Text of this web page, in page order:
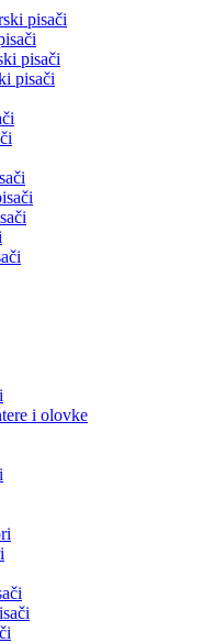
pisači
pisači
pisači
i olovke